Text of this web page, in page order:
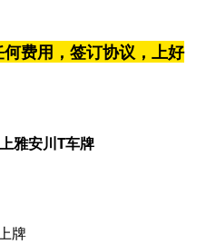
费用，签订协议，上好
雅安川T车牌
牌